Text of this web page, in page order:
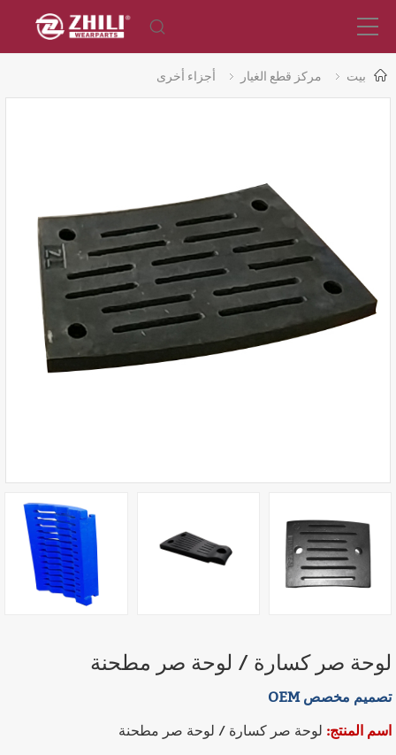
بيت مركز قطع الغيار أجزاء أخرى
لوحة صر كسارة / لوحة صر مطحنة
تصميم مخصص OEM
اسم المنتج: لوحة صر كسارة / لوحة صر مطحنة